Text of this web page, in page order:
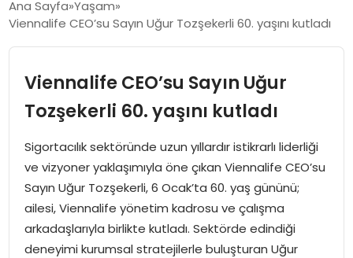
GÜNCEL
SAĞLIK
EĞITIM
SPOR
EKONOMI
Ana Sayfa Yaşam
Viennalife CEO’su Sayın Uğur Tozşekerli 60. yaşını kutladı
Viennalife CEO’su Sayın Uğur
Tozşekerli 60. yaşını kutladı
Sigortacılık sektöründe uzun yıllardır istikrarlı liderliği
ve vizyoner yaklaşımıyla öne çıkan Viennalife CEO’su
Sayın Uğur Tozşekerli, 6 Ocak’ta 60. yaş gününü;
ailesi, Viennalife yönetim kadrosu ve çalışma
arkadaşlarıyla birlikte kutladı. Sektörde edindiği
deneyimi kurumsal stratejilerle buluşturan Uğur